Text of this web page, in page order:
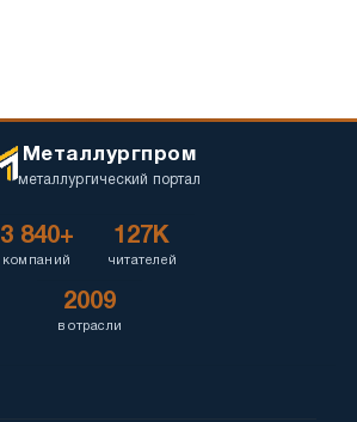
Металлургпром
металлургический портал
3 840+
компаний
127K
читателей
2009
в отрасли